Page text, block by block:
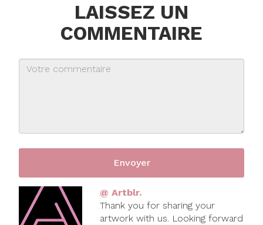
LAISSEZ UN
COMMENTAIRE
@ Artblr.
Thank you for sharing your
artwork with us. Looking forward